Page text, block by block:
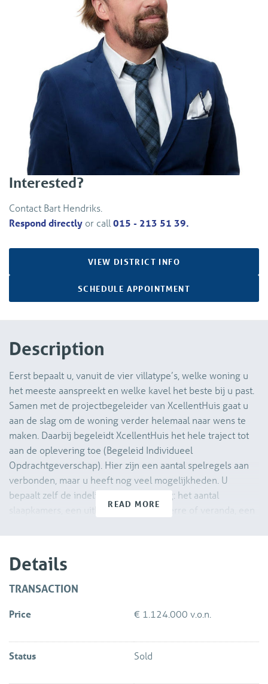
Interested?
Contact Bart Hendriks.
Respond directly or call 015 - 213 51 39.
VIEW DISTRICT INFO
SCHEDULE APPOINTMENT
Description
Eerst bepaalt u, vanuit de vier villatype’s, welke woning u
het meeste aanspreekt en welke kavel het beste bij u past.
Samen met de projectbegeleider van XcellentHuis gaat u
aan de slag om de woning verder helemaal naar wens te
maken. Daarbij begeleidt XcellentHuis het hele traject tot
aan de oplevering toe (Begeleid Individueel
Opdrachtgeverschap). Hier zijn een aantal spelregels aan
verbonden, maar u heeft nog veel mogelijkheden. U
bepaalt zelf de indeling van uw woning: het aantal
slaapkamers, een uitbouw, een extra serre of veranda, een
erker of misschien zelfs een kelder onder het huis? Of een
levensloopbestendige woning met een slaapkamer op de
begane grond? Aan u de keuze!
wensen en XcellentHuis zorgt ervoor dat alles past in het
omkijken naar. Met hun kennis en ervaring krijgt u de beste
begeleiding voor het realiseren van uw droomhuis.
READ MORE
Details
TRANSACTION
Price € 1.124.000 v.o.n.
Status Sold